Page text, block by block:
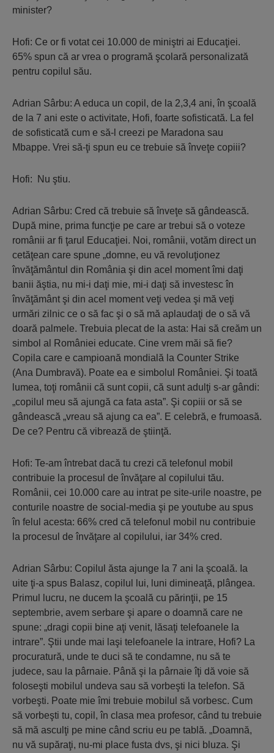
minister?
Hofi: Ce or fi votat cei 10.000 de miniştri ai Educaţiei.
65% spun că ar vrea o programă şcolară personalizată
pentru copilul său.
Adrian Sârbu: A educa un copil, de la 2,3,4 ani, în şcoală
de la 7 ani este o activitate, Hofi, foarte sofisticată. La fel
de sofisticată cum e să-l creezi pe Maradona sau
Mbappe. Vrei să-ţi spun eu ce trebuie să înveţe copiii?
Hofi: Nu ştiu.
Adrian Sârbu: Cred că trebuie să înveţe să gândească.
După mine, prima funcţie pe care ar trebui să o voteze
românii ar fi ţarul Educaţiei. Noi, românii, votăm direct un
cetăţean care spune „domne, eu vă revoluţionez
învăţământul din România şi din acel moment îmi daţi
banii ăştia, nu mi-i daţi mie, mi-i daţi să investesc în
învăţământ şi din acel moment veţi vedea şi mă veţi
urmări zilnic ce o să fac şi o să mă aplaudaţi de o să vă
doară palmele. Trebuia plecat de la asta: Hai să creăm un
simbol al României educate. Cine vrem măi să fie?
Copila care e campioană mondială la Counter Strike
(Ana Dumbravă). Poate ea e simbolul României. Şi toată
lumea, toţi românii că sunt copii, că sunt adulţi s-ar gândi:
„copilul meu să ajungă ca fata asta”. Şi copiii or să se
gândească „vreau să ajung ca ea”. E celebră, e frumoasă.
De ce? Pentru că vibrează de ştiinţă.
Hofi: Te-am întrebat dacă tu crezi că telefonul mobil
contribuie la procesul de învăţare al copilului tău.
Românii, cei 10.000 care au intrat pe site-urile noastre, pe
conturile noastre de social-media şi pe youtube au spus
în felul acesta: 66% cred că telefonul mobil nu contribuie
la procesul de învăţare al copilului, iar 34% cred.
Adrian Sârbu: Copilul ăsta ajunge la 7 ani la şcoală. Ia
uite ţi-a spus Balasz, copilul lui, luni dimineaţă, plângea.
Primul lucru, ne ducem la şcoală cu părinţii, pe 15
septembrie, avem serbare şi apare o doamnă care ne
spune: „dragi copii bine aţi venit, lăsaţi telefoanele la
intrare”. Ştii unde mai laşi telefoanele la intrare, Hofi? La
procuratură, unde te duci să te condamne, nu să te
judece, sau la pârnaie. Până şi la pârnaie îţi dă voie să
foloseşti mobilul undeva sau să vorbeşti la telefon. Să
vorbeşti. Poate mie îmi trebuie mobilul să vorbesc. Cum
să vorbeşti tu, copil, în clasa mea profesor, când tu trebuie
să mă asculţi pe mine când scriu eu pe tablă. „Doamnă,
nu vă supăraţi, nu-mi place fusta dvs, şi nici bluza. Şi